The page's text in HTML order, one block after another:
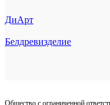
ДиАрт
Белдревизделие